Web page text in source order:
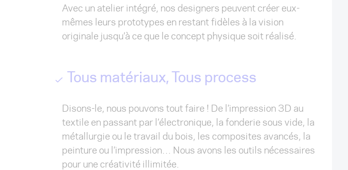
Avec un atelier intégré, nos designers peuvent créer eux-
mêmes leurs prototypes en restant fidèles à la vision
originale jusqu’à ce que le concept physique soit réalisé.
Tous matériaux, Tous process
Disons-le, nous pouvons tout faire ! De l’impression 3D au
textile en passant par l’électronique, la fonderie sous vide, la
métallurgie ou le travail du bois, les composites avancés, la
peinture ou l’impression… Nous avons les outils nécessaires
pour une créativité illimitée.